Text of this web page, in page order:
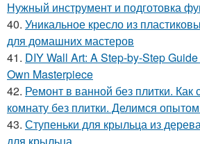
Нужный инструмент и подготовка
40. Уникальное кресло из
для домашних мастеров
41. DIY Wall Art: A Step-by-Step
Own Masterpiece
42. Ремонт в ванной без плитки. Как
комнату без плитки. Делимся
43. Ступеньки для крыльца из